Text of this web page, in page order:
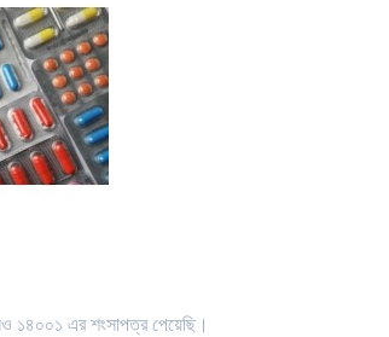
১৪০০১ এর শংসাপত্র পেয়েছি।